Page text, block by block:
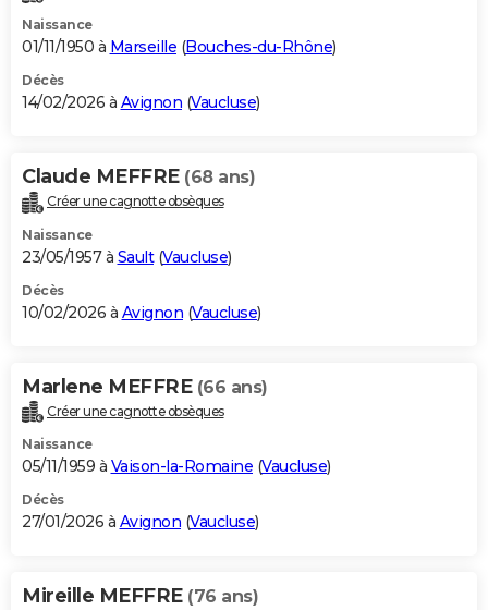
Naissance
01/11/1950 à Marseille (Bouches-du-Rhône)
Décès
14/02/2026 à Avignon (Vaucluse)
Claude MEFFRE (68 ans)
Créer une cagnotte obsèques
Naissance
23/05/1957 à Sault(Vaucluse)
Décès
10/02/2026 à Avignon (Vaucluse)
Marlene MEFFRE (66 ans)
Créer une cagnotte obsèques
Naissance
05/11/1959 à Vaison-la-Romaine (Vaucluse)
Décès
27/01/2026 à Avignon (Vaucluse)
Mireille MEFFRE (76 ans)